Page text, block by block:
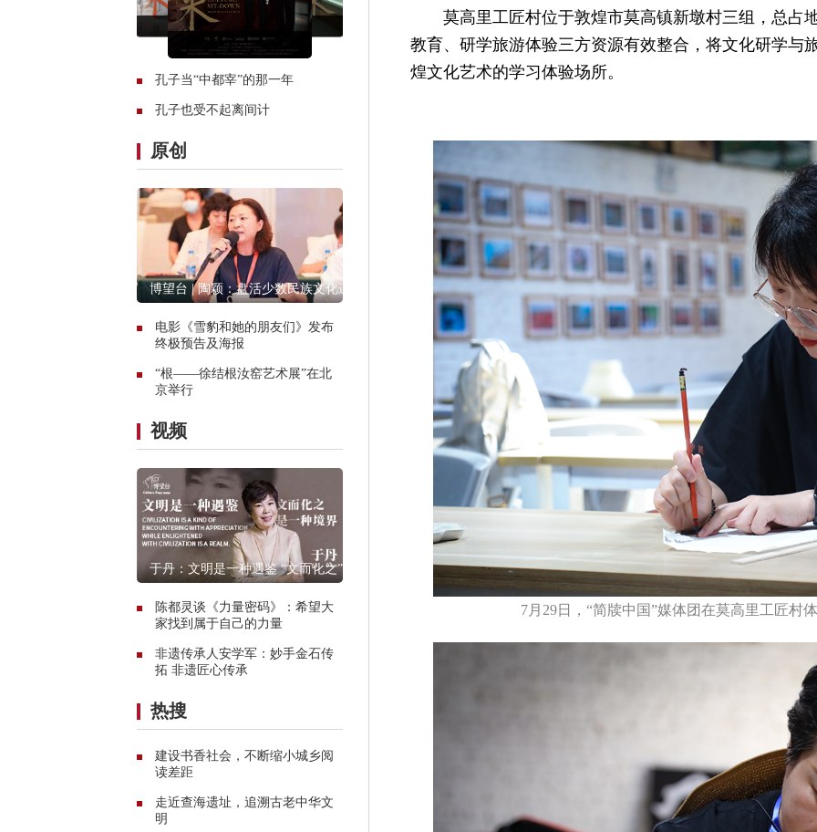
孔子当“中都宰”的那一年
孔子也受不起离间计
原创
博望台 | 陶颖：盘活少数民族文化遗
电影《雪豹和她的朋友们》发布
终极预告及海报
“根——徐结根汝窑艺术展”在北
京举行
视频
于丹：文明是一种遇鉴 “文而化之”是
陈都灵谈《力量密码》：希望大
家找到属于自己的力量
非遗传承人安学军：妙手金石传
拓 非遗匠心传承
热搜
建设书香社会，不断缩小城乡阅
读差距
走近查海遗址，追溯古老中华文
明
莫高里工匠村位于敦煌市莫高镇新墩村三组，总占
教育、研学旅游体验三方资源有效整合，将文化研学与
煌文化艺术的学习体验场所。
7月29日，“简牍中国”媒体团在莫高里工匠村